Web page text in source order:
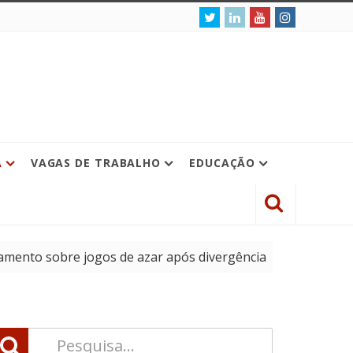
VAGAS DE TRABALHO EDUCAÇÃO
jogos de azar após divergência entre Flávio Dino e Luiz